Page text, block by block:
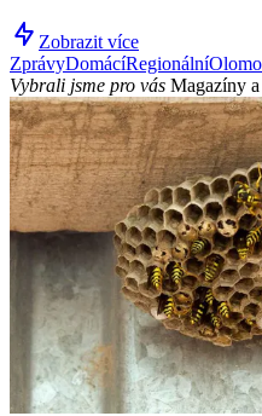
Zobrazit více
ZprávyDomácíRegionální
Vybrali jsme pro vás Magazíny